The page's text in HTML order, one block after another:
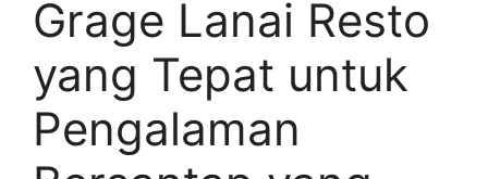
Grage Lanai Resto
yang Tepat untuk
Pengalaman